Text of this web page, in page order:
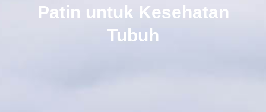
Patin untuk Kesehatan
Tubuh